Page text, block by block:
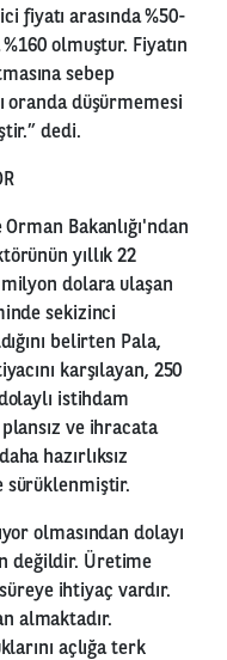
fiyatı arasında %50-
olmuştur. Fiyatın
sebep
oranda düşürmemesi
dedi.
Bakanlığı'ndan
yıllık 22
dolara ulaşan
sekizinci
belirten Pala,
karşılayan, 250
istihdam
ve ihracata
hazırlıksız
sürüklenmiştir.
olmasından dolayı
değildir. Üretime
ihtiyaç vardır.
almaktadır.
açlığa terk